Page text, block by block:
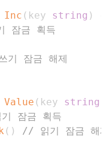
Inc ( key string )
잠금 획득
기 잠금 해제
Value ( key string
잠금 획득
( )
// 읽기 잠금 해